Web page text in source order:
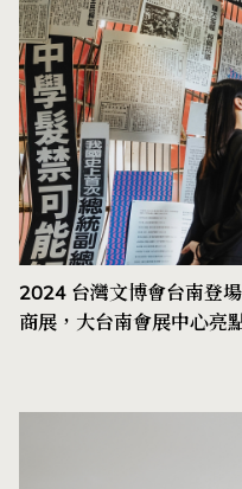
2024 台灣文博會台南登
商展，大台南會展中心亮